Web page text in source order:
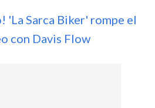
'La Sarca Biker' rompe el
con Davis Flow